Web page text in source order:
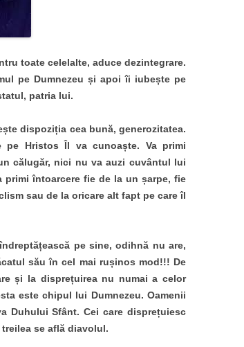
toate celelalte, aduce dezintegrare.
pe Dumnezeu și apoi îi iubește pe
patria lui.
dispoziția cea bună, generozitatea.
Hristos Îl va cunoaște. Va primi
călugăr, nici nu va auzi cuvântul lui
primi întoarcere fie de la un șarpe, fie
sau de la oricare alt fapt pe care îl
pe sine, odihnă nu are,
său în cel mai rușinos mod!!! De
și la disprețuirea nu numai a celor
este chipul lui Dumnezeu. Oamenii
Duhului Sfânt. Cei care disprețuiesc
se află diavolul.